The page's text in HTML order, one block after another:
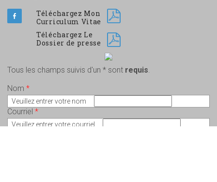
Téléchargez Mon
Curriculum Vitae
Téléchargez Le
Dossier de presse
Tous les champs suivis d'un * sont requis.
Nom *
Veuillez entrer votre nom
Courriel *
Veuillez entrer votre courriel